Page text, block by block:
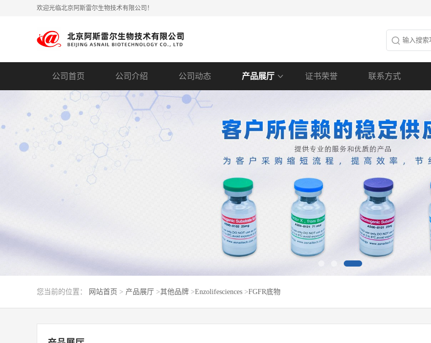
欢迎光临北京阿斯雷尔生物技术有限公司！
公司首页 公司介绍 公司动态 产品展厅 证书荣誉 联系方式
您当前的位置： 网站首页 > 产品展厅 >其他品牌 >Enzolifesciences >FGFR底物